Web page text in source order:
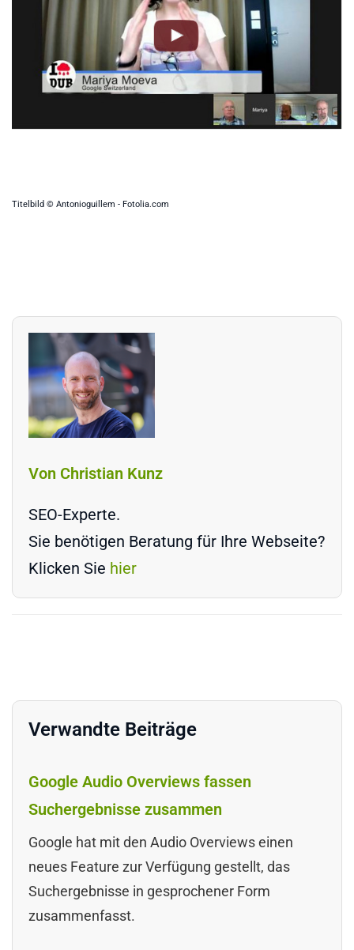
Titelbild © Antonioguillem - Fotolia.com
Von Christian Kunz
SEO-Experte.
Sie benötigen Beratung für Ihre Webseite?
Klicken Sie hier
Verwandte Beiträge
Google Audio Overviews fassen
Suchergebnisse zusammen
Google hat mit den Audio Overviews einen
neues Feature zur Verfügung gestellt, das
Suchergebnisse in gesprochener Form
zusammenfasst.